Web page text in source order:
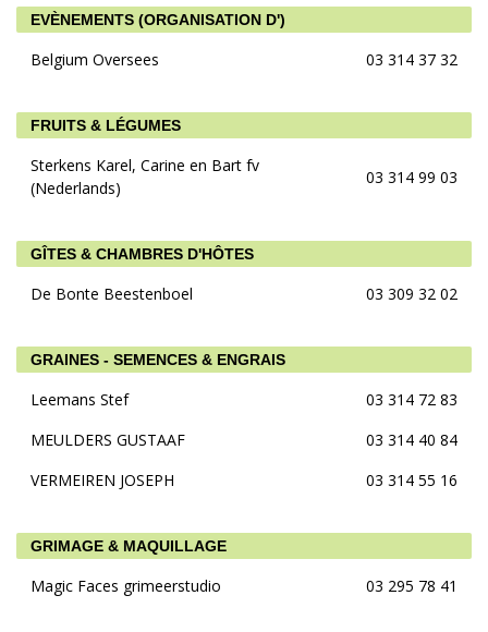
EVÈNEMENTS (ORGANISATION D')
Belgium Oversees 03 314 37 32
FRUITS & LÉGUMES
Sterkens Karel, Carine en Bart fv
(Nederlands)
03 314 99 03
GÎTES & CHAMBRES D'HÔTES
De Bonte Beestenboel 03 309 32 02
GRAINES - SEMENCES & ENGRAIS
Leemans Stef
03 314 72 83
MEULDERS GUSTAAF
03 314 40 84
VERMEIREN JOSEPH
03 314 55 16
GRIMAGE & MAQUILLAGE
Magic Faces grimeerstudio 03 295 78 41